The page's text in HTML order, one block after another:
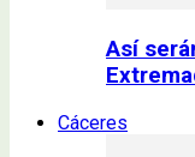
Así
Cáceres